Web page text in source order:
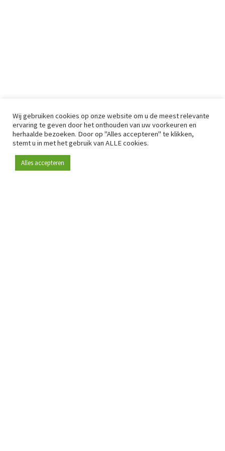
Wij gebruiken cookies op onze website om u de meest relevante
ervaring te geven door het onthouden van uw voorkeuren en
herhaalde bezoeken. Door op "Alles accepteren" te klikken,
stemt u in met het gebruik van ALLE cookies.
Alles accepteren